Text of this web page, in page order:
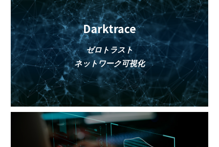
Darktrace
ゼロトラスト
ネットワーク可視化